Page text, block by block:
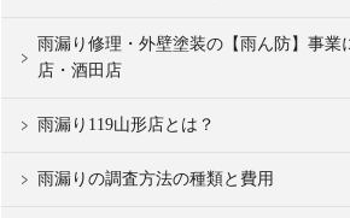
雨漏り修理・外壁塗装の【雨ん防】事業
店・酒田店
雨漏り119山形店とは？
雨漏りの調査方法の種類と費用